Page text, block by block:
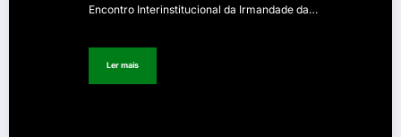
Encontro Interinstitucional da Irmandade da…
Ler mais